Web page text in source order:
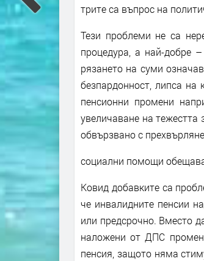
трите са въпрос на
Тези проблеми не са
процедура, а най-добре
рязането на суми
безпардонност, липса
пенсионни промени
увеличаване на
обвързвано с
социални помощи
Ковид добавките са
че инвалидните пенсии
или предсрочно. Вместо
наложени от ДПС
пенсия, защото няма